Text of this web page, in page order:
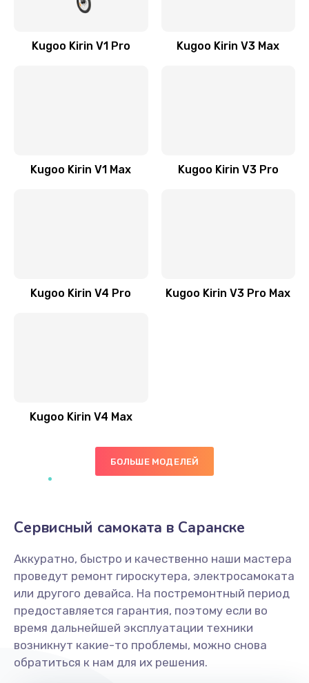
Kugoo Kirin V1 Pro Kugoo Kirin V3 Max
Kugoo Kirin V1 Max Kugoo Kirin V3 Pro
Kugoo Kirin V4 Pro Kugoo Kirin V3 Pro Max
Kugoo Kirin V4 Max
БОЛЬШЕ МОДЕЛЕЙ
Сервисный самоката в Саранске
Аккуратно, быстро и качественно наши мастера
проведут ремонт гироскутера, электросамоката
или другого девайса. На постремонтный период
предоставляется гарантия, поэтому если во
время дальнейшей эксплуатации техники
возникнут какие-то проблемы, можно снова
обратиться к нам для их решения.